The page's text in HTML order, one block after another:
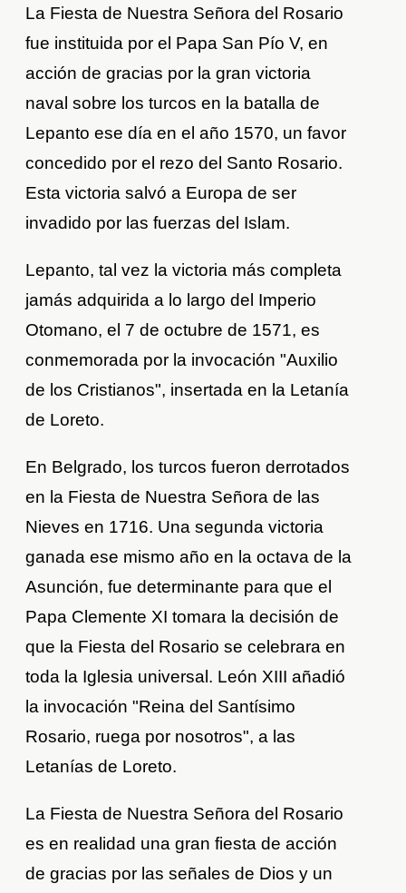
La Fiesta de Nuestra Señora del Rosario
fue instituida por el Papa San Pío V, en
acción de gracias por la gran victoria
naval sobre los turcos en la batalla de
Lepanto ese día en el año 1570, un favor
concedido por el rezo del Santo Rosario.
Esta victoria salvó a Europa de ser
invadido por las fuerzas del Islam.
Lepanto, tal vez la victoria más completa
jamás adquirida a lo largo del Imperio
Otomano, el 7 de octubre de 1571, es
conmemorada por la invocación "Auxilio
de los Cristianos", insertada en la Letanía
de Loreto.
En Belgrado, los turcos fueron derrotados
en la Fiesta de Nuestra Señora de las
Nieves en 1716. Una segunda victoria
ganada ese mismo año en la octava de la
Asunción, fue determinante para que el
Papa Clemente XI tomara la decisión de
que la Fiesta del Rosario se celebrara en
toda la Iglesia universal. León XIII añadió
la invocación "Reina del Santísimo
Rosario, ruega por nosotros", a las
Letanías de Loreto.
La Fiesta de Nuestra Señora del Rosario
es en realidad una gran fiesta de acción
de gracias por las señales de Dios y un